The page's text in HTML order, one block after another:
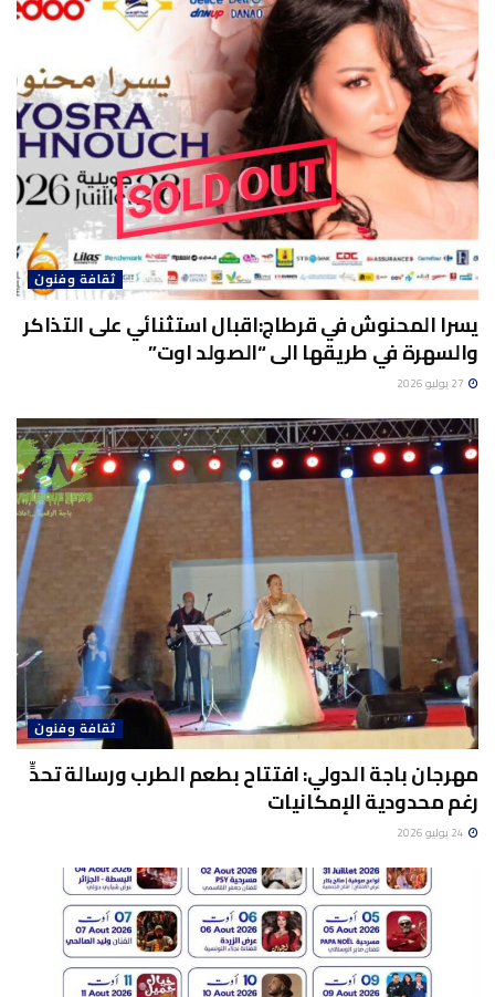
ثقافة وفنون
يسرا المحنوش في قرطاج:اقبال استثنائي على التذاكر
والسهرة في طريقها الى “الصولد اوت”
ثقافة وفنون
مهرجان باجة الدولي: افتتاح بطعم الطرب ورسالة تحدٍّ
رغم محدودية الإمكانيات